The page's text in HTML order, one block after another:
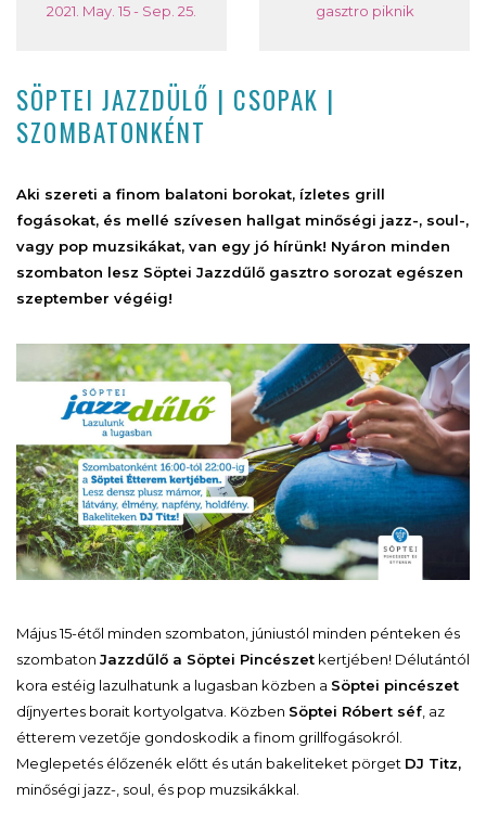
2021. May. 15 - Sep. 25. gasztro piknik
SÖPTEI JAZZDÜLŐ | CSOPAK |
SZOMBATONKÉNT
Aki szereti a finom balatoni borokat, ízletes grill
fogásokat, és mellé szívesen hallgat minőségi jazz-, soul-,
vagy pop muzsikákat, van egy jó hírünk! Nyáron minden
szombaton lesz Söptei Jazzdűlő gasztro sorozat egészen
szeptember végéig!
Május 15-étől minden szombaton, júniustól minden pénteken és
szombaton Jazzdűlő a Söptei Pincészet kertjében! Délutántól
kora estéig lazulhatunk a lugasban közben a Söptei pincészet
díjnyertes borait kortyolgatva. Közben Söptei Róbert séf, az
étterem vezetője gondoskodik a finom grillfogásokról.
Meglepetés élőzenék előtt és után bakeliteket pörget DJ Titz,
minőségi jazz-, soul, és pop muzsikákkal.